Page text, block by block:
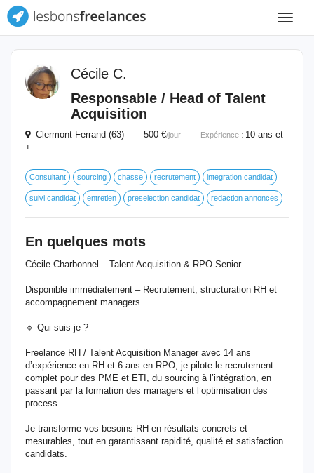
Toggle
Cécile C.
Responsable / Head of Talent
Acquisition
Clermont-Ferrand (63) 500 €/jour Expérience : 10 ans et
+
Consultant sourcing chasse recrutement integration candidat
suivi candidat entretien preselection candidat redaction annonces
En quelques mots
Cécile Charbonnel – Talent Acquisition & RPO Senior
Disponible immédiatement – Recrutement, structuration RH et
accompagnement managers
🔹 Qui suis-je ?
Freelance RH / Talent Acquisition Manager avec 14 ans
d’expérience en RH et 6 ans en RPO, je pilote le recrutement
complet pour des PME et ETI, du sourcing à l’intégration, en
passant par la formation des managers et l’optimisation des
process.
Je transforme vos besoins RH en résultats concrets et
mesurables, tout en garantissant rapidité, qualité et satisfaction
candidats.